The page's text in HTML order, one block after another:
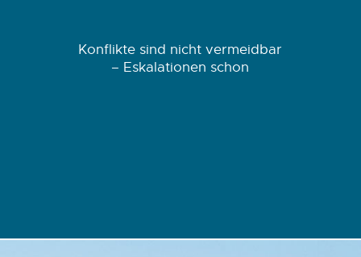
Konflikte sind nicht vermeidbar
– Eskalationen schon